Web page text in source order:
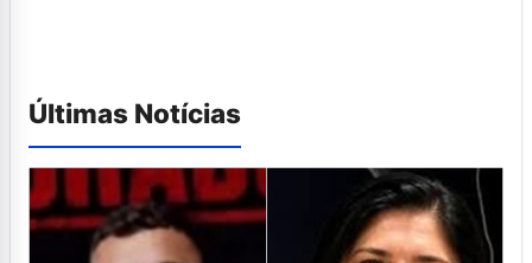
Últimas Notícias